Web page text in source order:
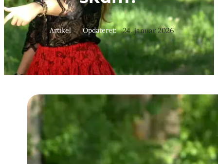
Artikel Opdateret: 24. januar 2026